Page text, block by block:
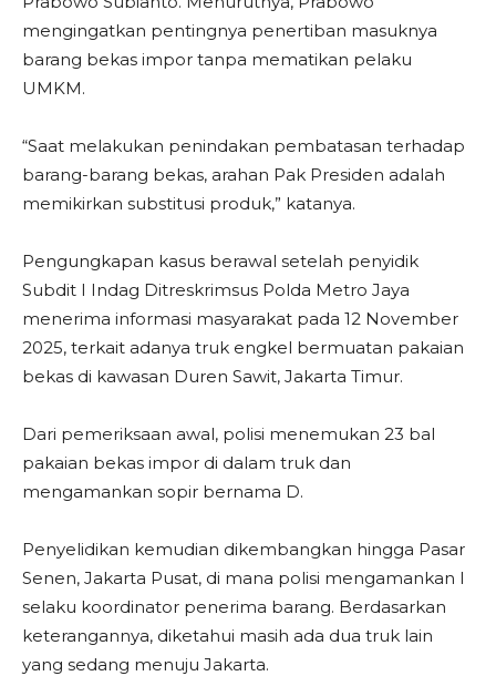
mengingatkan pentingnya penertiban masuknya
barang bekas impor tanpa mematikan pelaku
UMKM.
“Saat melakukan penindakan pembatasan terhadap
barang-barang bekas, arahan Pak Presiden adalah
memikirkan substitusi produk,” katanya.
Pengungkapan kasus berawal setelah penyidik
Subdit I Indag Ditreskrimsus Polda Metro Jaya
menerima informasi masyarakat pada 12 November
2025, terkait adanya truk engkel bermuatan pakaian
bekas di kawasan Duren Sawit, Jakarta Timur.
Dari pemeriksaan awal, polisi menemukan 23 bal
pakaian bekas impor di dalam truk dan
mengamankan sopir bernama D.
Penyelidikan kemudian dikembangkan hingga Pasar
Senen, Jakarta Pusat, di mana polisi mengamankan I
selaku koordinator penerima barang. Berdasarkan
keterangannya, diketahui masih ada dua truk lain
yang sedang menuju Jakarta.